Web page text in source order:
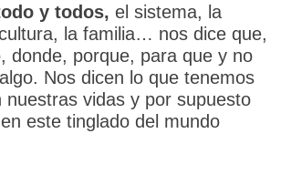
y todos, el sistema, la
la familia… nos dice que,
donde, porque, para que y no
Nos dicen lo que tenemos
nuestras vidas y por supuesto
este tinglado del mundo